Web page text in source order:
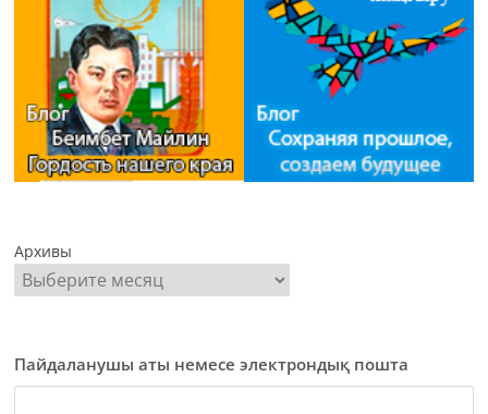
Архивы
Пайдаланушы аты немесе электрондық пошта